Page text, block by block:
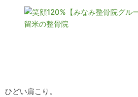
ひどい肩こり。